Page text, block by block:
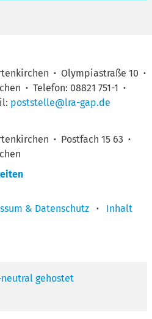
· Olympiastraße 10 ·
· Telefon: 08821 751-1 ·
poststelle@lra-gap.de
· Postfach 15 63 ·
& Datenschutz ·
Inhalt
neutral gehostet